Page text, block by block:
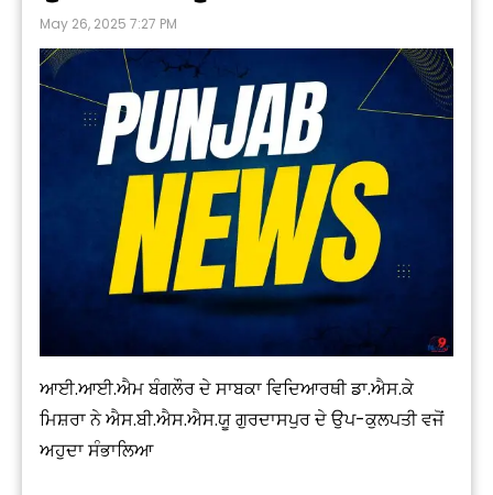
May 26, 2025 7:27 PM
ਆਈ.ਆਈ.ਐਮ ਬੰਗਲੌਰ ਦੇ ਸਾਬਕਾ ਵਿਦਿਆਰਥੀ ਡਾ.ਐਸ.ਕੇ
ਮਿਸ਼ਰਾ ਨੇ ਐਸ.ਬੀ.ਐਸ.ਐਸ.ਯੂ ਗੁਰਦਾਸਪੁਰ ਦੇ ਉਪ-ਕੁਲਪਤੀ ਵਜੋਂ
ਅਹੁਦਾ ਸੰਭਾਲਿਆ